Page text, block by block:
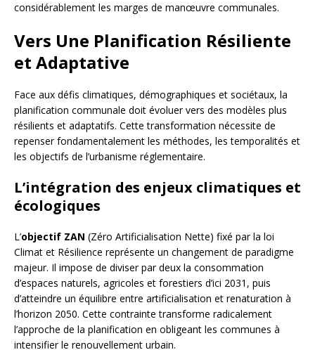
considérablement les marges de manœuvre communales.
Vers Une Planification Résiliente
et Adaptative
Face aux défis climatiques, démographiques et sociétaux, la
planification communale doit évoluer vers des modèles plus
résilients et adaptatifs. Cette transformation nécessite de
repenser fondamentalement les méthodes, les temporalités et
les objectifs de l’urbanisme réglementaire.
L’intégration des enjeux climatiques et
écologiques
L’objectif ZAN (Zéro Artificialisation Nette) fixé par la loi
Climat et Résilience représente un changement de paradigme
majeur. Il impose de diviser par deux la consommation
d’espaces naturels, agricoles et forestiers d’ici 2031, puis
d’atteindre un équilibre entre artificialisation et renaturation à
l’horizon 2050. Cette contrainte transforme radicalement
l’approche de la planification en obligeant les communes à
intensifier le renouvellement urbain.